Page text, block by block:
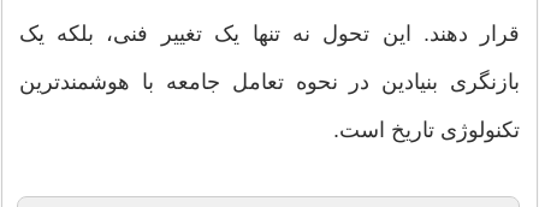
قرار دهند. این تحول نه تنها یک تغییر فنی، بلکه یک
بازنگری بنیادین در نحوه تعامل جامعه با هوشمندترین
تکنولوژی تاریخ است.